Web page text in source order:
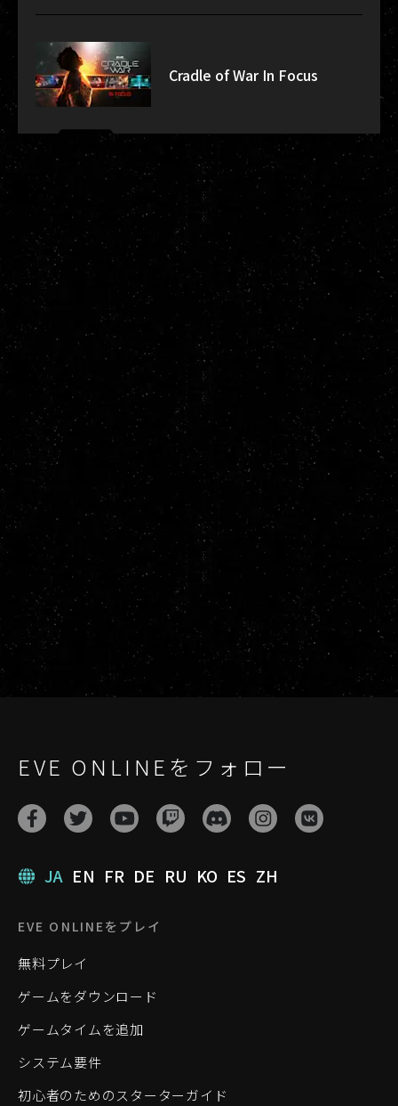
Cradle of War In Focus
EVE ONLINEをフォロー
JA EN FR DE RU KO ES ZH
EVE ONLINEをプレイ
無料プレイ
ゲームをダウンロード
ゲームタイムを追加
システム要件
初心者のためのスターターガイド